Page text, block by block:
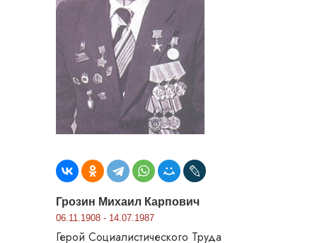
Грозин Михаил Карпович
06.11.1908 - 14.07.1987
Герой Социалистического Труда